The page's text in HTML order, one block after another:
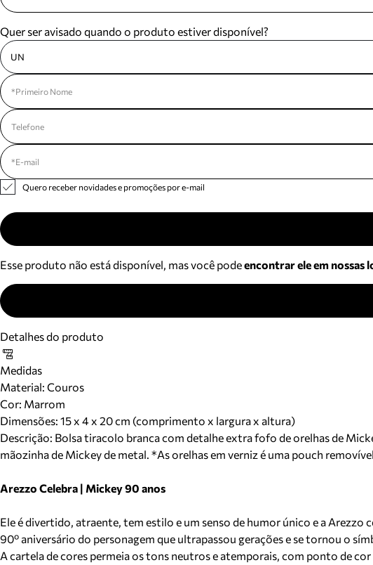
Quer ser avisado quando o produto estiver disponível?
UN
Quero receber novidades e promoções por e-mail
Esse produto não está disponível, mas você podeencontrar ele em nossas
Detalhes do produto
Medidas
Material: Couros
Cor: Marrom
Dimensões: 15 x 4 x 20 cm (comprimento x largura x altura)
Descrição: Bolsa tiracolo branca com detalhe extra fofo de orelhas de
mãozinha de Mickey de metal. *As orelhas em verniz é uma pouch
Arezzo Celebra | Mickey 90 anos
Ele é divertido, atraente, tem estilo e um senso de humor único e a
90º aniversário do personagem que ultrapassou gerações e se tornou o
A cartela de cores permeia os tons neutros e atemporais, com ponto de